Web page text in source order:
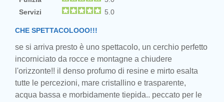
Servizi
5.0
CHE SPETTACOLOOO!!!
se si arriva presto è uno spettacolo, un cerchio perfetto
incorniciato da rocce e montagne a chiudere
l'orizzonte!! il denso profumo di resine e mirto esalta
tutte le percezioni, mare cristallino e trasparente,
acqua bassa e morbidamente tiepida.. peccato per le